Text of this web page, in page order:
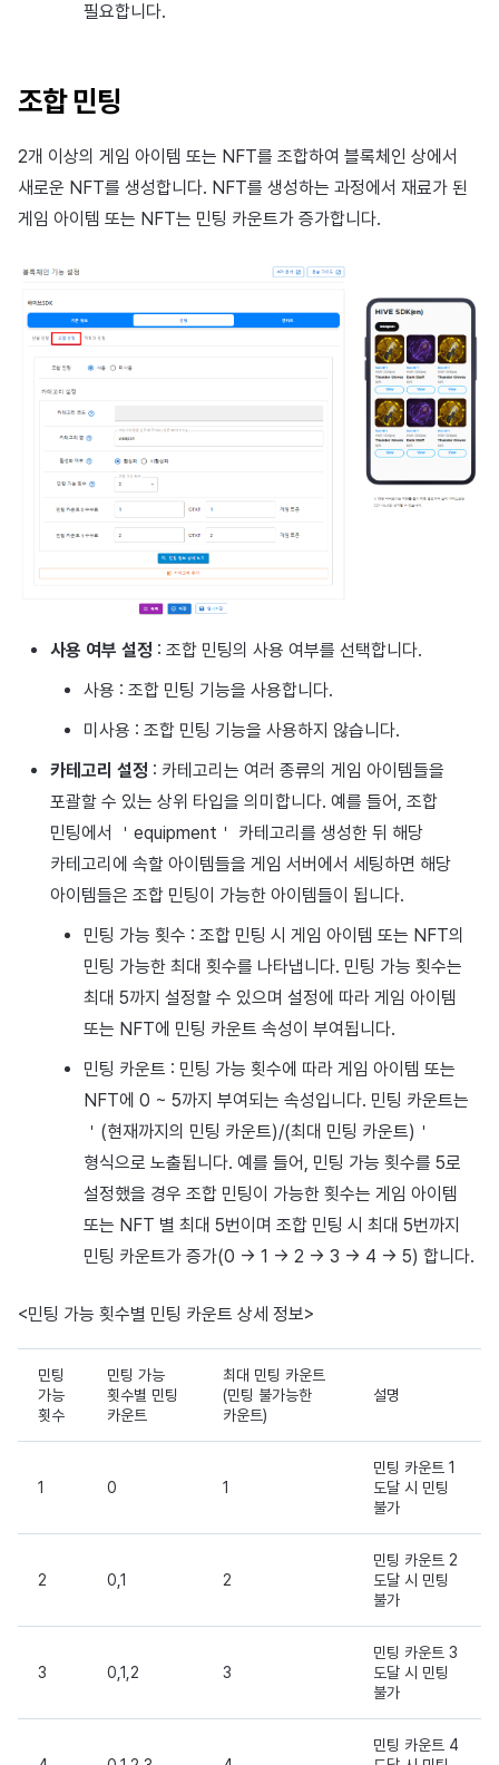
필요합니다.
조합 민팅
2개 이상의 게임 아이템 또는 NFT를 조합하여 블록체인 상에서
새로운 NFT를 생성합니다. NFT를 생성하는 과정에서 재료가 된
게임 아이템 또는 NFT는 민팅 카운트가 증가합니다.
사용 여부 설정 : 조합 민팅의 사용 여부를 선택합니다.
사용 : 조합 민팅 기능을 사용합니다.
미사용 : 조합 민팅 기능을 사용하지 않습니다.
카테고리 설정 : 카테고리는 여러 종류의 게임 아이템들을
포괄할 수 있는 상위 타입을 의미합니다. 예를 들어, 조합
민팅에서 ＇equipment＇ 카테고리를 생성한 뒤 해당
카테고리에 속할 아이템들을 게임 서버에서 세팅하면 해당
아이템들은 조합 민팅이 가능한 아이템들이 됩니다.
민팅 가능 횟수 : 조합 민팅 시 게임 아이템 또는 NFT의
민팅 가능한 최대 횟수를 나타냅니다. 민팅 가능 횟수는
최대 5까지 설정할 수 있으며 설정에 따라 게임 아이템
또는 NFT에 민팅 카운트 속성이 부여됩니다.
민팅 카운트 : 민팅 가능 횟수에 따라 게임 아이템 또는
NFT에 0 ~ 5까지 부여되는 속성입니다. 민팅 카운트는
＇(현재까지의 민팅 카운트)/(최대 민팅 카운트)＇
형식으로 노출됩니다. 예를 들어, 민팅 가능 횟수를 5로
설정했을 경우 조합 민팅이 가능한 횟수는 게임 아이템
또는 NFT 별 최대 5번이며 조합 민팅 시 최대 5번까지
민팅 카운트가 증가(0 -> 1 -> 2 -> 3 -> 4 -> 5) 합니다.
<민팅 가능 횟수별 민팅 카운트 상세 정보>
민팅
가능
횟수
민팅 가능
횟수별 민팅
카운트
최대 민팅 카운트
(민팅 불가능한
카운트)
설명
1 0 1
민팅 카운트 1
도달 시 민팅
불가
2 0,1 2
민팅 카운트 2
도달 시 민팅
불가
3 0,1,2 3
민팅 카운트 3
도달 시 민팅
불가
민팅 카운트 4